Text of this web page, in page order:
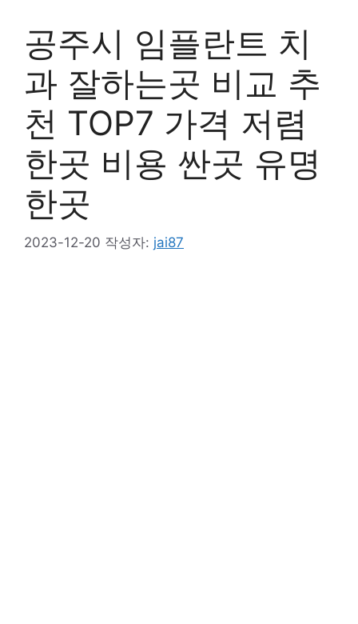
공주시 임플란트 치
과 잘하는곳 비교 추
천 TOP7 가격 저렴
한곳 비용 싼곳 유명
한곳
2023-12-20 작성자: jai87